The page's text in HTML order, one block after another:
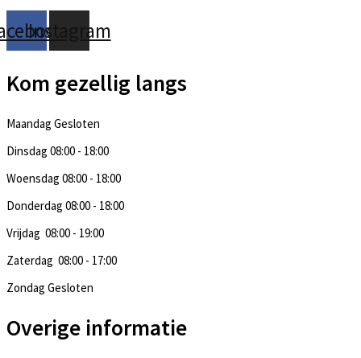
Instagram
Kom gezellig langs
Maandag Gesloten
Dinsdag 08:00 - 18:00
Woensdag 08:00 - 18:00
Donderdag 08:00 - 18:00
Vrijdag 08:00 - 19:00
Zaterdag 08:00 - 17:00
Zondag Gesloten
Overige informatie